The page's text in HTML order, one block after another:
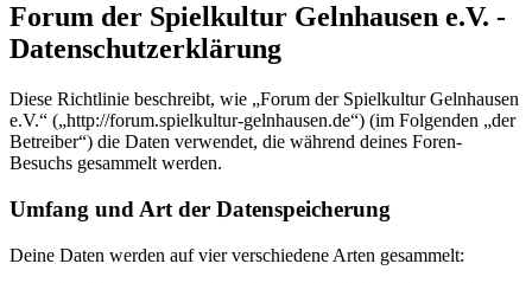
Forum der Spielkultur Gelnhausen e.V. -
Datenschutzerklärung
Diese Richtlinie beschreibt, wie „Forum der Spielkultur Gelnhausen
e.V.“ („http://forum.spielkultur-gelnhausen.de“) (im Folgenden „der
Betreiber“) die Daten verwendet, die während deines Foren-
Besuchs gesammelt werden.
Umfang und Art der Datenspeicherung
Deine Daten werden auf vier verschiedene Arten gesammelt: